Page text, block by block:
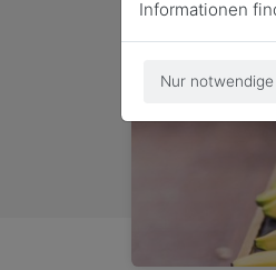
Informationen
Nur